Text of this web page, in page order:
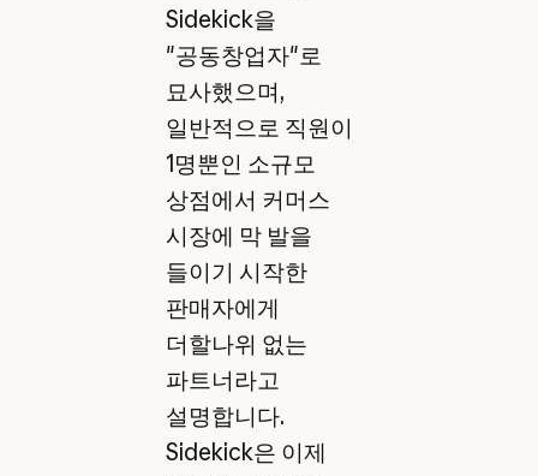
Sidekick을
"공동창업자"로
묘사했으며,
일반적으로 직원이
1명뿐인 소규모
상점에서 커머스
시장에 막 발을
들이기 시작한
판매자에게
더할나위 없는
파트너라고
설명합니다.
Sidekick은 이제